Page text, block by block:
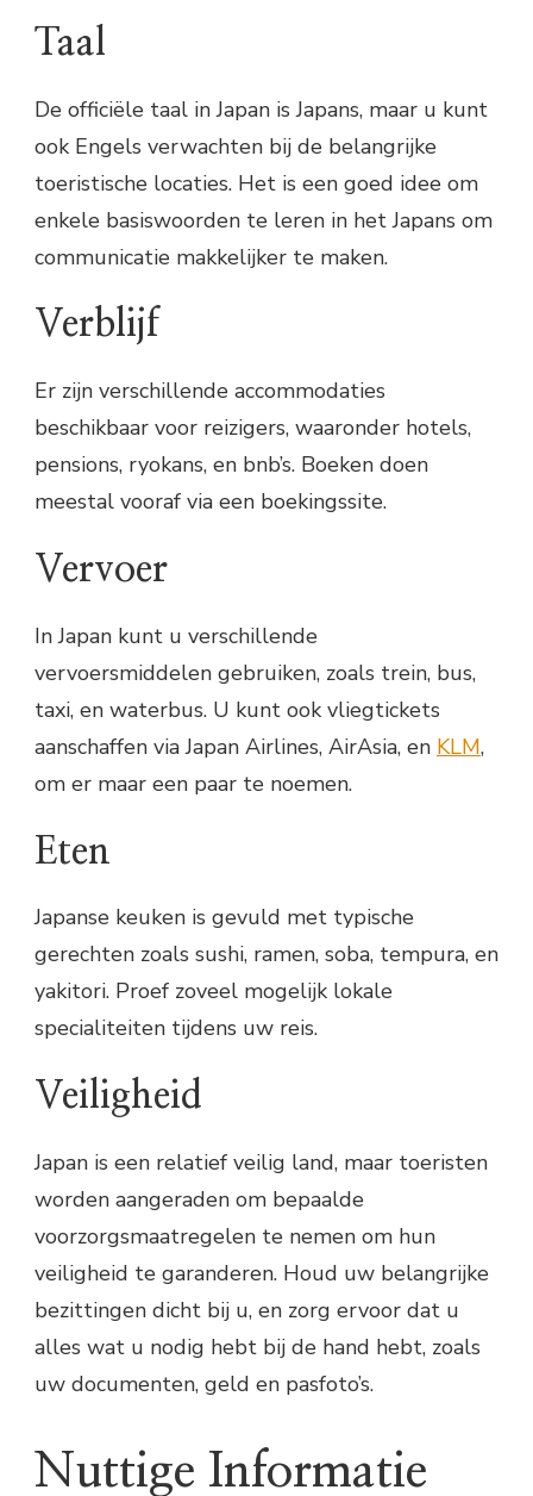
Taal
De officiële taal in Japan is Japans, maar u kunt
ook Engels verwachten bij de belangrijke
toeristische locaties. Het is een goed idee om
enkele basiswoorden te leren in het Japans om
communicatie makkelijker te maken.
Verblijf
Er zijn verschillende accommodaties
beschikbaar voor reizigers, waaronder hotels,
pensions, ryokans, en bnb’s. Boeken doen
meestal vooraf via een boekingssite.
Vervoer
In Japan kunt u verschillende
vervoersmiddelen gebruiken, zoals trein, bus,
taxi, en waterbus. U kunt ook vliegtickets
aanschaffen via Japan Airlines, AirAsia, en KLM,
om er maar een paar te noemen.
Eten
Japanse keuken is gevuld met typische
gerechten zoals sushi, ramen, soba, tempura, en
yakitori. Proef zoveel mogelijk lokale
specialiteiten tijdens uw reis.
Veiligheid
Japan is een relatief veilig land, maar toeristen
worden aangeraden om bepaalde
voorzorgsmaatregelen te nemen om hun
veiligheid te garanderen. Houd uw belangrijke
bezittingen dicht bij u, en zorg ervoor dat u
alles wat u nodig hebt bij de hand hebt, zoals
uw documenten, geld en pasfoto’s.
Nuttige Informatie